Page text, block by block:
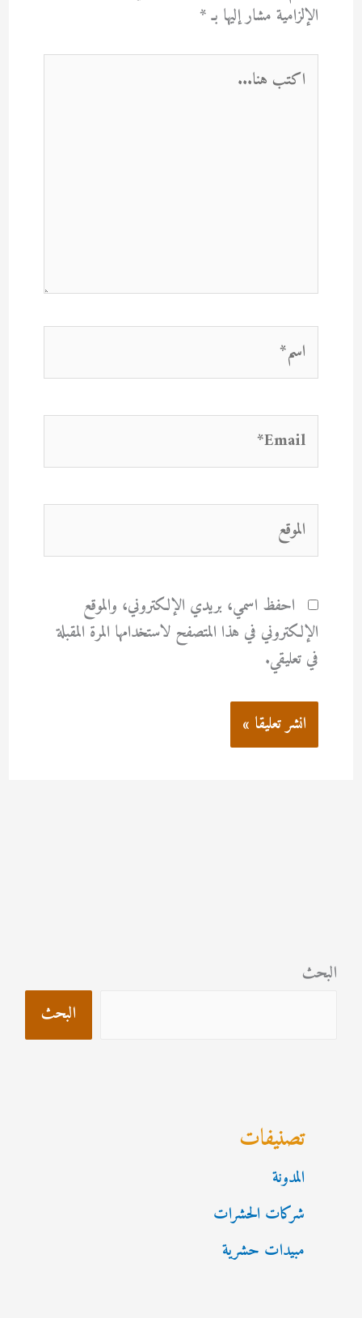
الإلزامية مشار إليها بـ*
اكتب
هنا...
اسم*
Email*
الموقع
احفظ اسمي، بريدي الإلكتروني، والموقع
الإلكتروني في هذا المتصفح لاستخدامها المرة المقبلة
في تعليقي.
البحث
البحث
تصنيفات
المدونة
شركات الحشرات
مبيدات حشرية